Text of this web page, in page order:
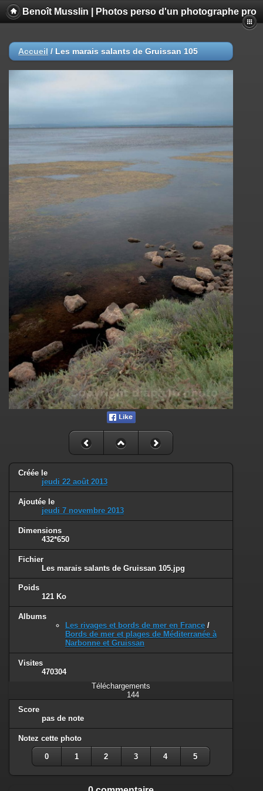
Benoît Musslin | Photos perso d'un photographe pro
Accueil / Les marais salants de Gruissan 105
Créée le
jeudi 22 août 2013
Ajoutée le
jeudi 7 novembre 2013
Dimensions
432*650
Fichier
Les marais salants de Gruissan 105.jpg
Poids
121 Ko
Albums
Les rivages et bords de mer en France /
Bords de mer et plages de Méditerranée à
Narbonne et Gruissan
Visites
470304
Téléchargements
144
Score
pas de note
Notez cette photo
0 1 2 3 4 5